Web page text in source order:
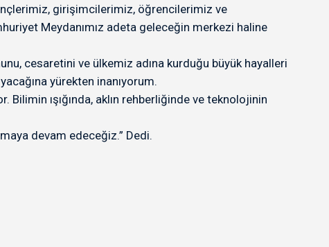
girişimcilerimiz, öğrencilerimiz ve
Meydanımız adeta geleceğin merkezi haline
cesaretini ve ülkemiz adına kurduğu büyük hayalleri
yürekten inanıyorum.
ışığında, aklın rehberliğinde ve teknolojinin
devam edeceğiz.” Dedi.